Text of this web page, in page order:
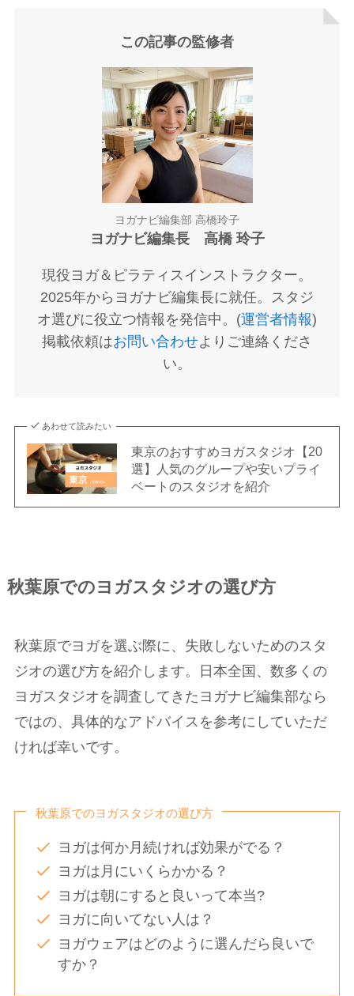
この記事の監修者
ヨガナビ編集部 高橋玲子
ヨガナビ編集長 高橋 玲子
現役ヨガ＆ピラティスインストラクター。
2025年からヨガナビ編集長に就任。スタジ
オ選びに役立つ情報を発信中。(運営者情報)
掲載依頼はお問い合わせよりご連絡くださ
い。
あわせて読みたい
東京のおすすめヨガスタジオ【20
選】人気のグループや安いプライ
ベートのスタジオを紹介
秋葉原でのヨガスタジオの選び方
秋葉原でヨガを選ぶ際に、失敗しないためのスタ
ジオの選び方を紹介します。日本全国、数多くの
ヨガスタジオを調査してきたヨガナビ編集部なら
ではの、具体的なアドバイスを参考にしていただ
ければ幸いです。
秋葉原でのヨガスタジオの選び方
ヨガは何か月続ければ効果がでる？
ヨガは月にいくらかかる？
ヨガは朝にすると良いって本当?
ヨガに向いてない人は？
ヨガウェアはどのように選んだら良いで
すか？